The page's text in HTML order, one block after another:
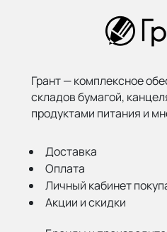
Грант — комплексное
складов бумагой,
продуктами питания и
Доставка
Оплата
Личный кабинет
Акции и скидки